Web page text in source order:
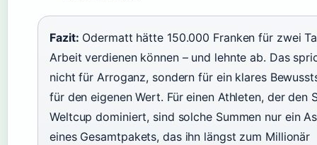
Fazit: Odermatt hätte 150.000 Franken für zwei
Arbeit verdienen können – und lehnte ab. Das
nicht für Arroganz, sondern für ein klares
für den eigenen Wert. Für einen Athleten, der den
Weltcup dominiert, sind solche Summen nur ein
eines Gesamtpakets, das ihn längst zum Millionär